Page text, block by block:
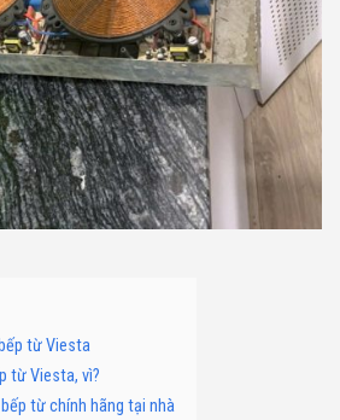
từ Viesta
từ Viesta, vì?
từ chính hãng tại nhà